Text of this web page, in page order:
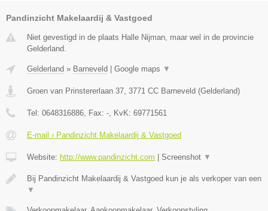
Pandinzicht Makelaardij & Vastgoed
Niet gevestigd in de plaats Halle Nijman, maar wel in de provincie
Gelderland.
Gelderland » Barneveld Google maps ▼
Groen van Prinstererlaan 37, 3771 CC Barneveld (Gelderland)
Tel: 0648316886, Fax: -, KvK: 69771561
E-mail › Pandinzicht Makelaardij & Vastgoed
Website: http://www.pandinzicht.com Screenshot ▼
Bij Pandinzicht Makelaardij & Vastgoed kun je als verkoper van een
▼